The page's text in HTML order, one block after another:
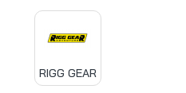
RIGG GEAR